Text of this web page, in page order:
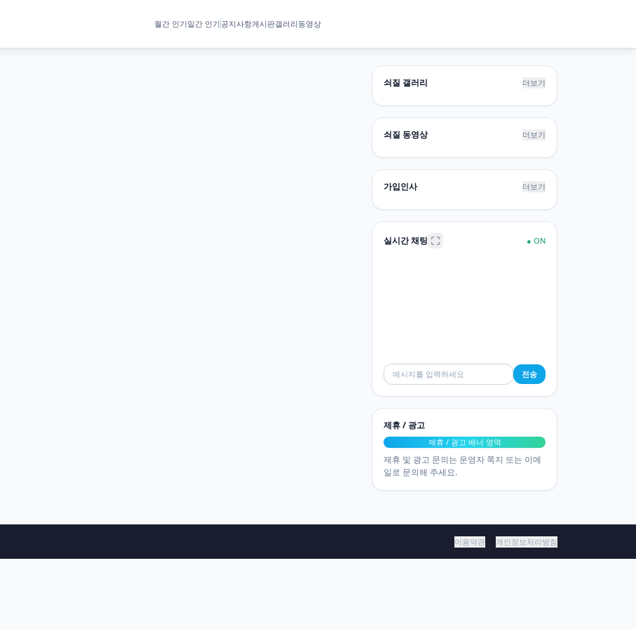
월간 인기일간 인기공지사항게시판갤러리동영상
쇠질 갤러리 더보기
쇠질 동영상 더보기
가입인사 더보기
실시간 채팅 ● ON
전송
제휴 / 광고
제휴 / 광고 배너 영역
제휴 및 광고 문의는 운영자 쪽지 또는 이메
일로 문의해 주세요.
이용약관 개인정보처리방침